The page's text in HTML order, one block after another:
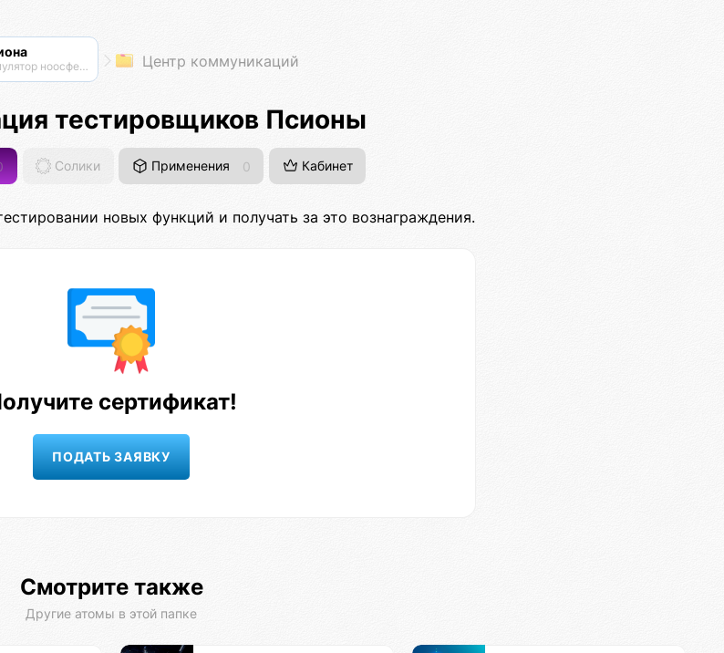
Cимулятор ноосферы Центр коммуникаций
тестировщиков Псионы
Солики Применения 0 Кабинет
новых функций и получать за это вознаграждения.
сертификат!
Смотрите также
Другие атомы в этой папке